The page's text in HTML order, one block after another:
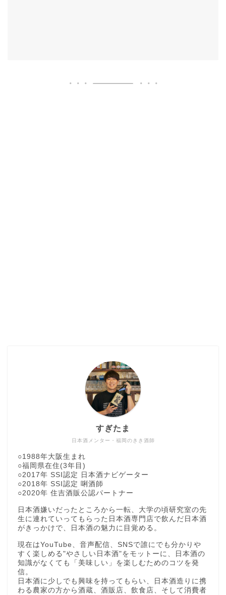
日本酒メンター・福岡のきき酒師
すぎたま
○1988年大阪生まれ
○福岡県在住(3年目)
○2017年 SSI認定 日本酒ナビゲーター
○2018年 SSI認定 唎酒師
○2020年 住吉酒販公認パートナー
日本酒嫌いだったところから一転、大学の頃研究室の先
生に連れていってもらった日本酒専門店で飲んだ日本酒
がきっかけで、日本酒の魅力に目覚める。
現在はYouTube、音声配信、SNSで誰にでも分かりや
すく楽しめる"やさしい日本酒"をモットーに、日本酒の
知識がなくても「美味しい」を楽しむためのコツを発
信。
日本酒に少しでも興味を持ってもらい、日本酒造りに携
わる農家の方から酒蔵、酒販店、飲食店、そして消費者